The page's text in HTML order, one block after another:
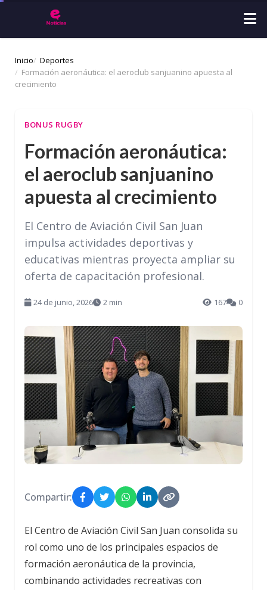
Inicio
Deportes
Formación aeronáutica: el aeroclub sanjuanino apuesta al
crecimiento
BONUS RUGBY
Formación aeronáutica:
el aeroclub sanjuanino
apuesta al crecimiento
El Centro de Aviación Civil San Juan
impulsa actividades deportivas y
educativas mientras proyecta ampliar su
oferta de capacitación profesional.
24 de junio, 2026 2 min 167 0
Compartir:
El Centro de Aviación Civil San Juan consolida su
rol como uno de los principales espacios de
formación aeronáutica de la provincia,
combinando actividades recreativas con